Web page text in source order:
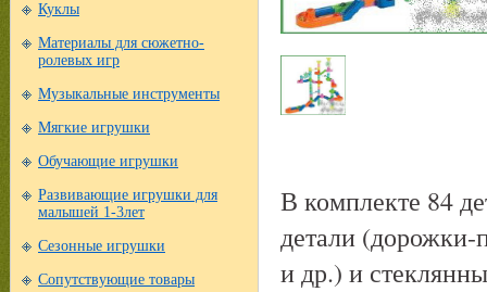
Куклы
Материалы для сюжетно-
ролевых игр
Музыкальные инструменты
Мягкие игрушки
Обучающие игрушки
Развивающие игрушки для
малышей 1-3лет
Сезонные игрушки
Сопутствующие товары
В комплекте 84
детали (дорожки-
и др.) и